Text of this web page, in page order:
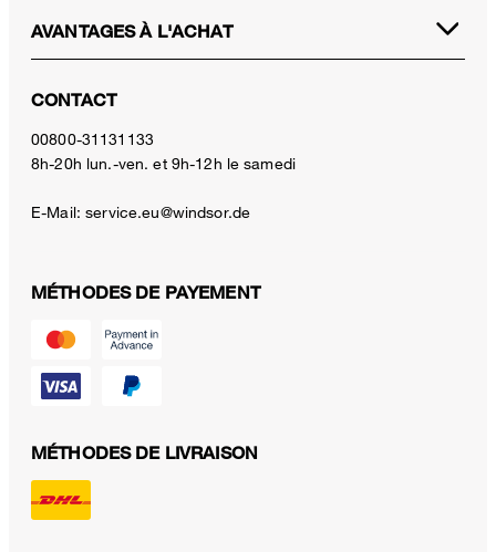
AVANTAGES À L'ACHAT
CONTACT
00800-31131133
8h-20h lun.-ven. et 9h-12h le samedi
E-Mail:service.eu@windsor.de
MÉTHODES DE PAYEMENT
MÉTHODES DE LIVRAISON